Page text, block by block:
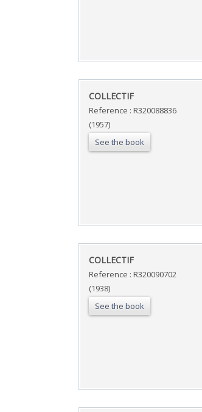
‎COLLECTIF‎
Reference : R320088836
(1957)
See the book
‎COLLECTIF‎
Reference : R320090702
(1938)
See the book